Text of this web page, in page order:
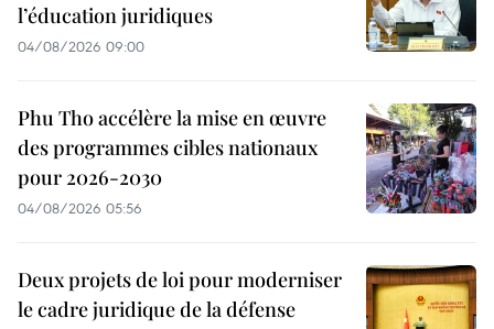
l’éducation juridiques
04/08/2026 09:00
Phu Tho accélère la mise en œuvre
des programmes cibles nationaux
pour 2026-2030
04/08/2026 05:56
Deux projets de loi pour moderniser
le cadre juridique de la défense